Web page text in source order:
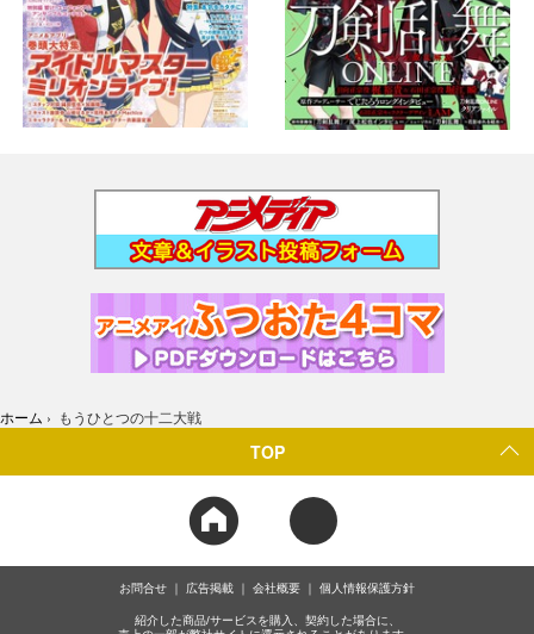
ホーム › もうひとつの十二大戦
TOP
お問合せ 広告掲載 会社概要 個人情報保護方針
紹介した商品/サービスを購入、契約した場合に、